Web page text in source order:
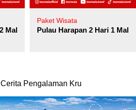
Malam
Paket Wisata
Pulau Harapan 2 Hari 1
Pengalaman Kru